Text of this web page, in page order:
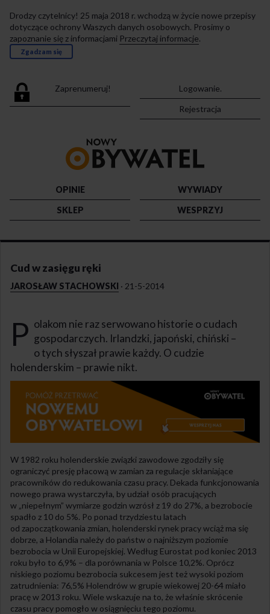
Drodzy czytelnicy! 25 maja 2018 r. wchodzą w życie nowe przepisy
dotyczące ochrony Waszych danych osobowych. Prosimy o
zapoznanie się z informacjami Przeczytaj informacje.
Zgadzam się
Zaprenumeruj!
Logowanie.
Rejestracja
strony
OPINIE
WYWIADY
SKLEP
WESPRZYJ
Cud w zasięgu ręki
JAROSŁAW STACHOWSKI · 21-5-2014
P olakom nie raz serwowano historie o cudach
gospodarczych. Irlandzki, japoński, chiński –
o tych słyszał prawie każdy. O cudzie
holenderskim – prawie nikt.
W 1982 roku holenderskie związki zawodowe zgodziły się
ograniczyć presję płacową w zamian za regulacje skłaniające
pracowników do redukowania czasu pracy. Dekada funkcjonowania
nowego prawa wystarczyła, by udział osób pracujących
w „niepełnym” wymiarze godzin wzrósł z 19 do 27%, a bezrobocie
spadło z 10 do 5%. Po ponad trzydziestu latach
od zapoczątkowania zmian, holenderski rynek pracy wciąż ma się
dobrze, a Holandia należy do państw o najniższym poziomie
bezrobocia w Unii Europejskiej. Według Eurostat pod koniec 2013
roku było to 6,9% – dla porównania w Polsce 10,2%. Oprócz
niskiego poziomu bezrobocia sukcesem jest też wysoki poziom
zatrudnienia: 76,5% Holendrów w grupie wiekowej 20-64 miało
pracę w 2013 roku. Wiele wskazuje na to, że właśnie skrócenie
czasu pracy pomogło w osiągnięciu tego poziomu.